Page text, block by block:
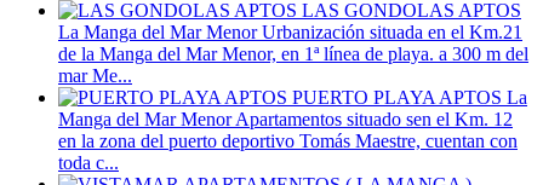
LAS GONDOLAS APTOS
La Manga del Mar Menor Urbanización situada en el Km.21
de la Manga del Mar Menor, en 1ª línea de playa. a 300 m del
mar Me...
PUERTO PLAYA APTOS La
Manga del Mar Menor Apartamentos situado sen el Km. 12
en la zona del puerto deportivo Tomás Maestre, cuentan con
toda c...